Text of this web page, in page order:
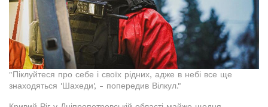
"Піклуйтеся про себе і своїх рідних, адже в небі все ще
знаходяться 'Шахеди', - попередив Вілкул."